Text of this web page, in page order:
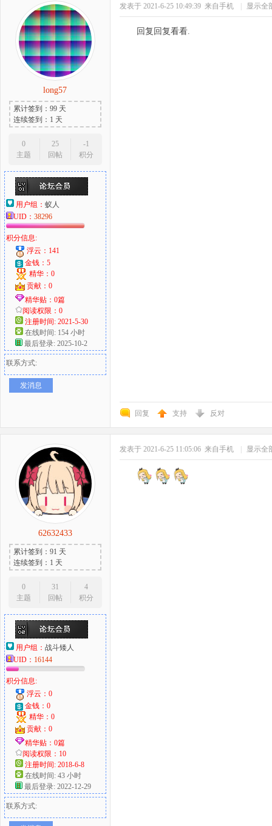
long57
累计签到：99 天
连续签到：1 天
0
主题
25
回帖
-1
积分
用户组： 蚁人
UID： 38296
积分信息:
浮云：141
金钱：5
精华：0
贡献：0
精华贴：0篇
阅读权限：0
注册时间: 2021-5-30
在线时间: 154 小时
最后登录: 2025-10-2
联系方式:
发消息
发表于 2021-6-25 10:49:39 来自手机 显示全
回复回复看看.
回复 支持 反对
62632433
累计签到：91 天
连续签到：1 天
0
主题
31
回帖
4
积分
用户组： 战斗矮人
UID： 16144
积分信息:
浮云：0
金钱：0
精华：0
贡献：0
精华贴：0篇
阅读权限：10
注册时间: 2018-6-8
在线时间: 43 小时
最后登录: 2022-12-29
联系方式:
发表于 2021-6-25 11:05:06 来自手机 显示全